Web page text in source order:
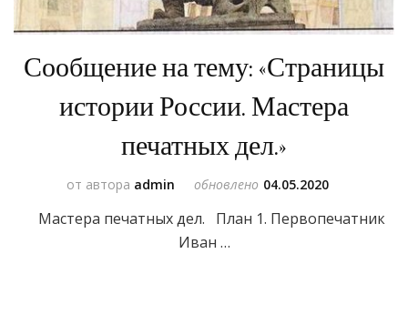
Сообщение на тему: «Страницы
истории России. Мастера
печатных дел.»
от автора admin обновлено 04.05.2020
Мастера печатных дел. План 1. Первопечатник
Иван …